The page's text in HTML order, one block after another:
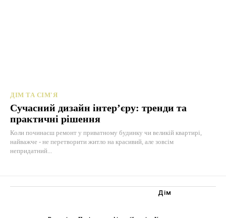
ДІМ ТА СІМ'Я
Сучасний дизайн інтер’єру: тренди та
практичні рішення
Коли починаєш ремонт у приватному будинку чи великій квартирі,
найважче - не перетворити житло на красивий, але зовсім
непридатний...
Дім